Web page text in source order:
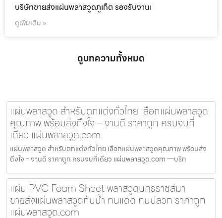
บริษัทขายส่งแผ่นพลาสวูดภูเก็ต รองรับงานเ
ดูเพิ่มเติม »
ดูบทความทั้งหมด
แผ่นพลาสวูด สำหรับตกแต่งทั่วไทย เลือกแผ่นพลาสวูด
คุณภาพ พร้อมส่งถึงใจ – งานดี ราคาถูก ครบจบที่
เดียว แผ่นพลาสวูด.com
แผ่นพลาสวูด สำหรับตกแต่งทั่วไทย เลือกแผ่นพลาสวูดคุณภาพ พร้อมส่ง
ถึงใจ – งานดี ราคาถูก ครบจบที่เดียว แผ่นพลาสวูด.com —บริก
แผ่น PVC Foam Sheet พลาสวูดนครราชสีมา
ขายส่งแผ่นพลาสวูดกันน้ำ ทนแดด ทนปลวก ราคาถูก
แผ่นพลาสวูด.com